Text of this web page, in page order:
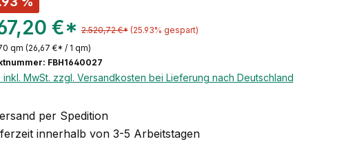
€* 2.520,72 €* (25.93% gespart)
qm (26,67 €* / 1 qm)
FBH1640027
inkl. MwSt. zzgl. Versandkosten bei Lieferung nach Deutschland
per Spedition
innerhalb von 3-5 Arbeitstagen